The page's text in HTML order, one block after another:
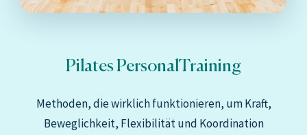
Pilates PersonalTraining
Methoden, die wirklich funktionieren, um Kraft,
Beweglichkeit, Flexibilität und Koordination